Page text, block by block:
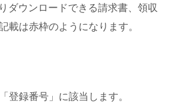
ダウンロードできる請求書、領収
載は赤枠のようになります。
登録番号」に該当します。